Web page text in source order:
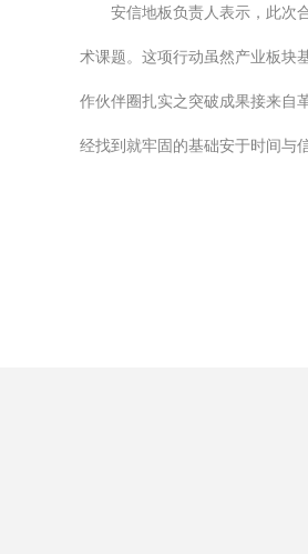
安信地板负责人表示，此次
术课题。这项行动虽然产业板块
作伙伴圈扎实之突破成果接来自
经找到就牢固的基础安于时间与